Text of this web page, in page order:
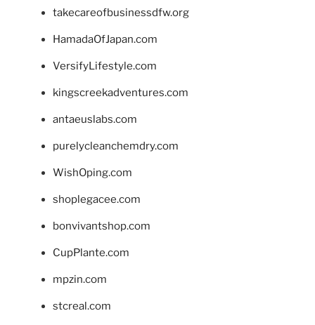
takecareofbusinessdfw.org
HamadaOfJapan.com
VersifyLifestyle.com
kingscreekadventures.com
antaeuslabs.com
purelycleanchemdry.com
WishOping.com
shoplegacee.com
bonvivantshop.com
CupPlante.com
mpzin.com
stcreal.com